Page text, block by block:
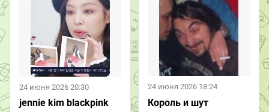
24 июня 2026 20:30
jennie kim blackpink
24 июня 2026 18:24
Король и шут